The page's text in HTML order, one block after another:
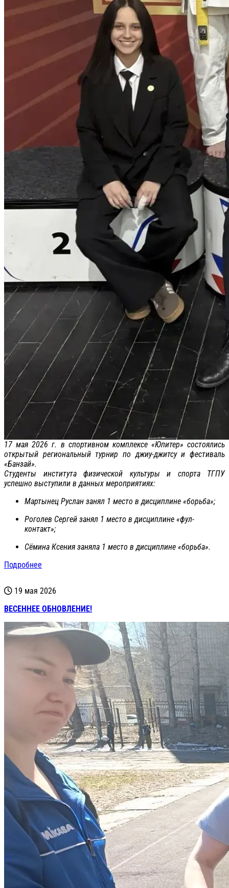
17 мая 2026 г. в спортивном комплексе «Юпитер» состоялись
открытый региональный турнир по джиу-джитсу и фестиваль
«Банзай».
Студенты института физической культуры и спорта ТГПУ
успешно выступили в данных мероприятиях:
Мартынец Руслан занял 1 место в дисциплине «борьба»;
Роголев Сергей занял 1 место в дисциплине «фул-
контакт»;
Сёмина Ксения заняла 1 место в дисциплине «борьба».
Подробнее
19 мая 2026
ВЕСЕННЕЕ ОБНОВЛЕНИЕ!